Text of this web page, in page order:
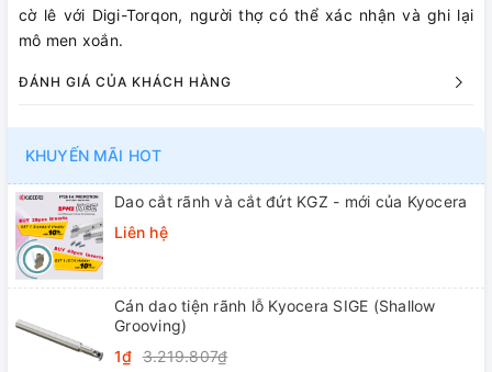
cờ lê với Digi-Torqon, người thợ có thể xác nhận và ghi lại
mô men xoắn.
ĐÁNH GIÁ CỦA KHÁCH HÀNG
KHUYẾN MÃI HOT
Dao cắt rãnh và cắt đứt KGZ - mới của Kyocera
Liên hệ
Cán dao tiện rãnh lỗ Kyocera SIGE (Shallow
Grooving)
1₫ 3.219.807₫